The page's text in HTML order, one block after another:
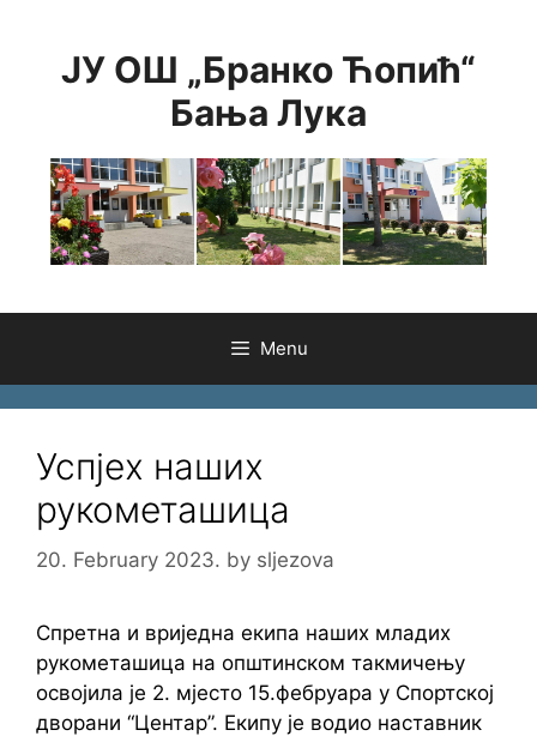
contentЈУ ОШ „Бранко Ћопић“
Бања Лука
Menu
Успјех наших
рукометашица
20. February 2023. by sljezova
Спретна и вриједна екипа наших младих
рукометашица на општинском такмичењу
освојила је 2. мјесто 15.фебруара у Спортској
дворани “Центар”. Екипу је водио наставник